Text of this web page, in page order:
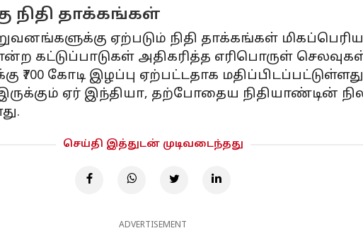
நிதி தாக்கங்கள்
ஏற்படும் நிதி தாக்கங்கள்
கட்டுப்பாடுகள் அதிகரித்த எரிபொருள்
கோடி இழப்பு ஏற்பட்டதாக
இருக்கும் ஏர் இந்தியா, தற்போதைய நிதியாண்டின்
செய்தி இத்துடன் முடிவடைந்தது
ADVERTISEMENT